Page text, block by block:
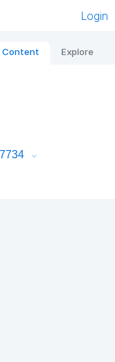
Login
Content Explore